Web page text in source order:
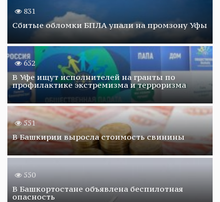
831
Сбитые обломки БПЛА упали на промзону Уфы
652
В Уфе ищут исполнителей на гранты по
профилактике экстремизма и терроризма
551
В Башкирии выросла стоимость свинины
550
В Башкортостане объявлена беспилотная
опасность